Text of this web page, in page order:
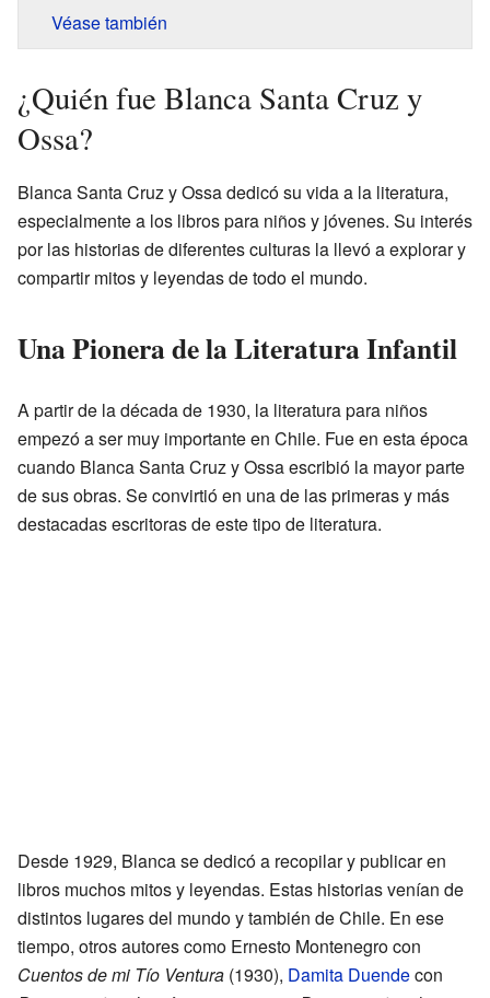
Véase también
¿Quién fue Blanca Santa Cruz y
Ossa?
Blanca Santa Cruz y Ossa dedicó su vida a la literatura,
especialmente a los libros para niños y jóvenes. Su interés
por las historias de diferentes culturas la llevó a explorar y
compartir mitos y leyendas de todo el mundo.
Una Pionera de la Literatura Infantil
A partir de la década de 1930, la literatura para niños
empezó a ser muy importante en Chile. Fue en esta época
cuando Blanca Santa Cruz y Ossa escribió la mayor parte
de sus obras. Se convirtió en una de las primeras y más
destacadas escritoras de este tipo de literatura.
Desde 1929, Blanca se dedicó a recopilar y publicar en
libros muchos mitos y leyendas. Estas historias venían de
distintos lugares del mundo y también de Chile. En ese
tiempo, otros autores como Ernesto Montenegro con
Cuentos de mi Tío Ventura (1930), Damita Duendecon